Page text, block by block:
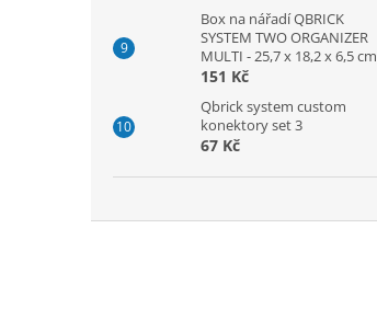
Box na nářadí QBRICK
SYSTEM TWO ORGANIZER
MULTI - 25,7 x 18,2 x 6,5 cm
151 Kč
Qbrick system custom
konektory set 3
67 Kč